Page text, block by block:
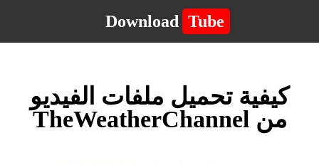
Download Tube
كيفية تحميل ملفات الفيديو
من TheWeatherChannel